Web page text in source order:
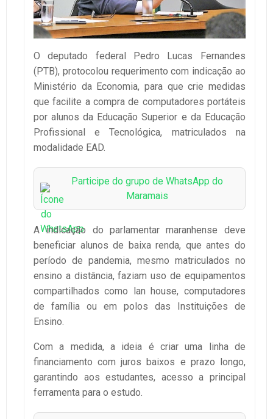
O deputado federal Pedro Lucas Fernandes
(PTB), protocolou requerimento com indicação ao
Ministério da Economia, para que crie medidas
que facilite a compra de computadores portáteis
por alunos da Educação Superior e da Educação
Profissional e Tecnológica, matriculados na
modalidade EAD.
Participe do grupo de WhatsApp do
Maramais
A indicação do parlamentar maranhense deve
beneficiar alunos de baixa renda, que antes do
período de pandemia, mesmo matriculados no
ensino a distância, faziam uso de equipamentos
compartilhados como lan house, computadores
de família ou em polos das Instituições de
Ensino.
Com a medida, a ideia é criar uma linha de
financiamento com juros baixos e prazo longo,
garantindo aos estudantes, acesso a principal
ferramenta para o estudo.